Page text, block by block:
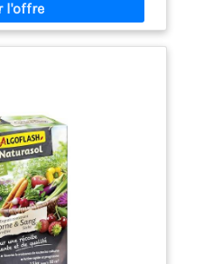
– idéal pour les
confirmés. RICHE EN
de fientes de volaille
pour activer l’action.
: Gazon, légumes, fleurs
g/arbre – Petits fruits :
: NPK 4-3-2 avec
et un C/N de 10,1 pour
UTILISABLE EN JARDIN
les sols exigeants avant les
plantations